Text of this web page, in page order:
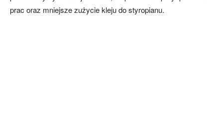
prac oraz mniejsze zużycie kleju do styropianu.